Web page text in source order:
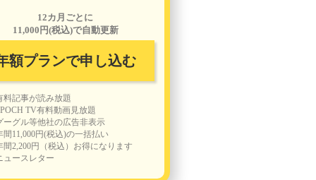
12カ月ごとに
11,000円(税込)で自動更新
額プランで申し込む
料記事が読み放題
TV有料動画見放題
ーグル等他社の広告非表示
間11,000円(税込)の一括払い
間2,200円（税込）お得になります
ュースレター